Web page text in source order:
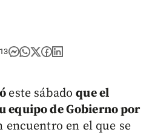
este sábadoque el
equipo de Gobierno por
encuentro en el que se